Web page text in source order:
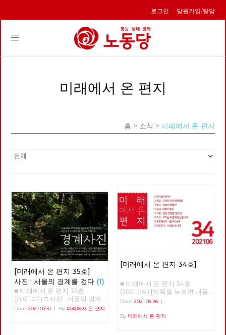
로그인 당원가입/탈당
Toggle
미래에서 온 편지
홈 > 소식 > 미래에서 온 편지
[미래에서 온 편지 35호]
사진 : 서울의 경계를 걷다 (1)
■ 미래에서 온 편지 35호
(2021.07.) □ 사진 : 서울의 경계
를 걷다 글 : 현린 사진 : 강남욱,
Date 2021.07.31 | By 미래에서 온 편지
[미래에서 온 편지 34호]
■ 미래에서 온 편지 34호
(2021.06.) [제목을 누르면 내용
을 볼 수 있습니다.] □ 편지를 띄
전환 □ 역사 : 경성의 재발견 □
Date 2021.06.26|
By 미래에서 온 편지